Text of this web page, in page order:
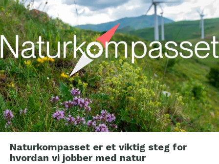
Naturkompasset er et viktig steg for
hvordan vi jobber med natur